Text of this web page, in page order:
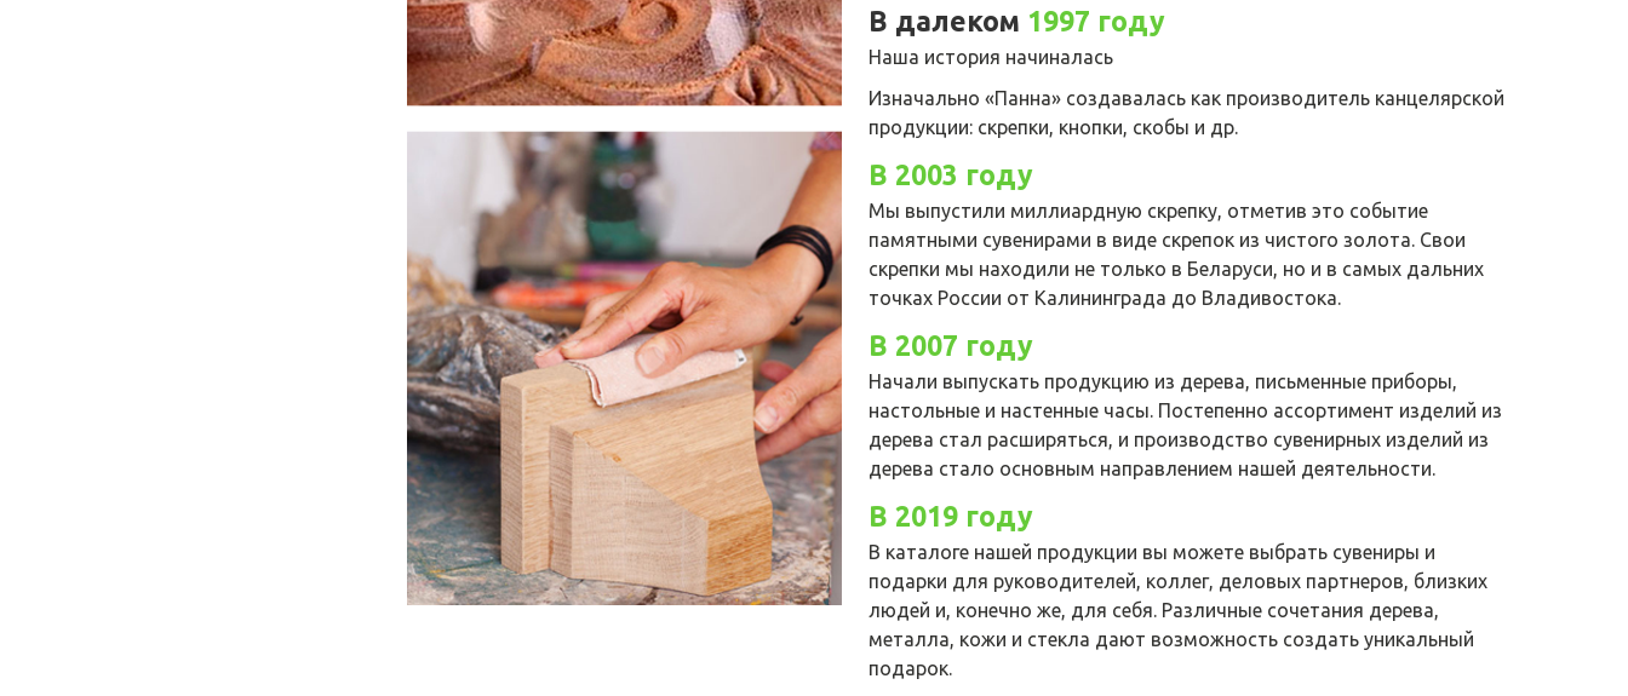
В далеком 1997 году
Наша история начиналась
Изначально «Панна» создавалась как производитель канцелярской
продукции: скрепки, кнопки, скобы и др.
В 2003 году
Мы выпустили миллиардную скрепку, отметив это событие
памятными сувенирами в виде скрепок из чистого золота. Свои
скрепки мы находили не только в Беларуси, но и в самых дальних
точках России от Калининграда до Владивостока.
В 2007 году
Начали выпускать продукцию из дерева, письменные приборы,
настольные и настенные часы. Постепенно ассортимент изделий из
дерева стал расширяться, и производство сувенирных изделий из
дерева стало основным направлением нашей деятельности.
В 2019 году
В каталоге нашей продукции вы можете выбрать сувениры и
подарки для руководителей, коллег, деловых партнеров, близких
людей и, конечно же, для себя. Различные сочетания дерева,
металла, кожи и стекла дают возможность создать уникальный
подарок.